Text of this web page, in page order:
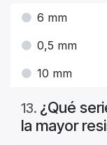
6 mm
0,5 mm
10 mm
13. ¿Qué
la mayor